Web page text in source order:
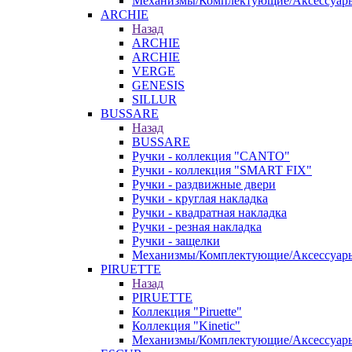
ARCHIE
Назад
ARCHIE
ARCHIE
VERGE
GENESIS
SILLUR
BUSSARE
Назад
BUSSARE
Ручки - коллекция "CANTO"
Ручки - коллекция "SMART FIX"
Ручки - раздвижные двери
Ручки - круглая накладка
Ручки - квадратная накладка
Ручки - резная накладка
Ручки - защелки
Механизмы/Комплектующие/
PIRUETTE
Назад
PIRUETTE
Коллекция "Piruette"
Коллекция "Kinetic"
Механизмы/Комплектующие/